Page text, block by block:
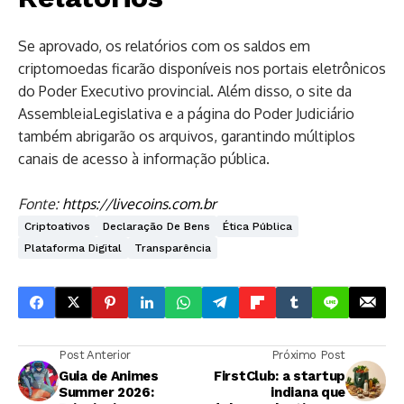
Se aprovado, os relatórios com os saldos em
criptomoedas ficarão disponíveis nos portais eletrônicos
do Poder Executivo provincial. Além disso, o site da
AssembleiaLegislativa e a página do Poder Judiciário
também abrigarão os arquivos, garantindo múltiplos
canais de acesso à informação pública.
Fonte: https://livecoins.com.br
Criptoativos Declaração De Bens
Ética Pública
Plataforma Digital
Transparência
Post Anterior
Guia de Animes
Summer 2026:
Próximo Post
FirstClub: a startup
indiana que